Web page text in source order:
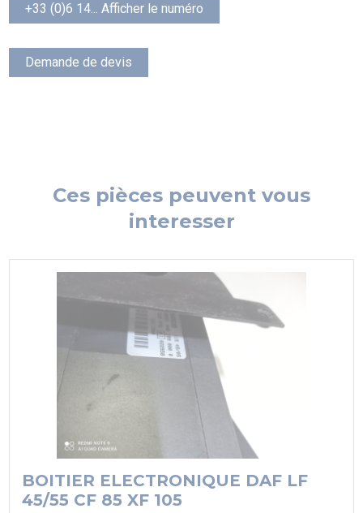
+33 (0)6 14... Afficher le numéro
Demande de devis
Ces pièces peuvent vous
interesser
BOITIER ELECTRONIQUE DAF LF
45/55 CF 85 XF 105